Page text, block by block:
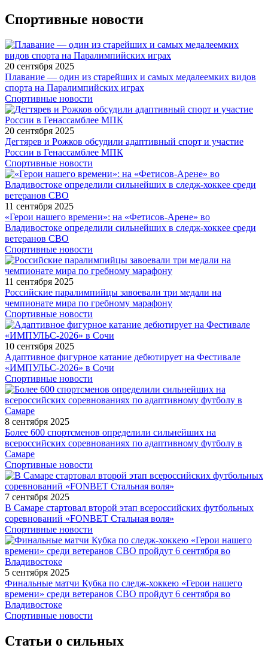
Спортивные новости
20 сентября 2025
Плавание — один из старейших и самых медалеемких видов
спорта на Паралимпийских играх
Спортивные новости
20 сентября 2025
Дегтярев и Рожков обсудили адаптивный спорт и участие
России в Генассамблее МПК
Спортивные новости
11 сентября 2025
«Герои нашего времени»: на «Фетисов-Арене» во
Владивостоке определили сильнейших в следж-хоккее среди
ветеранов СВО
Спортивные новости
11 сентября 2025
Российские паралимпийцы завоевали три медали на
чемпионате мира по гребному марафону
Спортивные новости
10 сентября 2025
Адаптивное фигурное катание дебютирует на Фестивале
«ИМПУЛЬС-2026» в Сочи
Спортивные новости
8 сентября 2025
Более 600 спортсменов определили сильнейших на
всероссийских соревнованиях по адаптивному футболу в
Самаре
Спортивные новости
7 сентября 2025
В Самаре стартовал второй этап всероссийских футбольных
соревнований «FONBET Стальная воля»
Спортивные новости
5 сентября 2025
Финальные матчи Кубка по следж-хоккею «Герои нашего
времени» среди ветеранов СВО пройдут 6 сентября во
Владивостоке
Спортивные новости
Статьи о сильных